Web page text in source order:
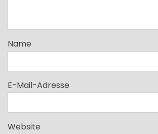
Name
E-Mail-Adresse
Website